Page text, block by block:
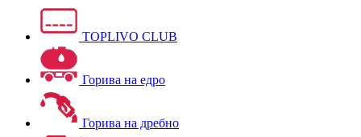
TOPLIVO CLUB
Горива на едро
Горива на дребно